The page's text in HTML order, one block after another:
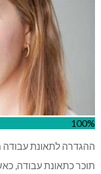
100%
ההגדרה לתאונת עבודה
תוכר כתאונת עבודה,